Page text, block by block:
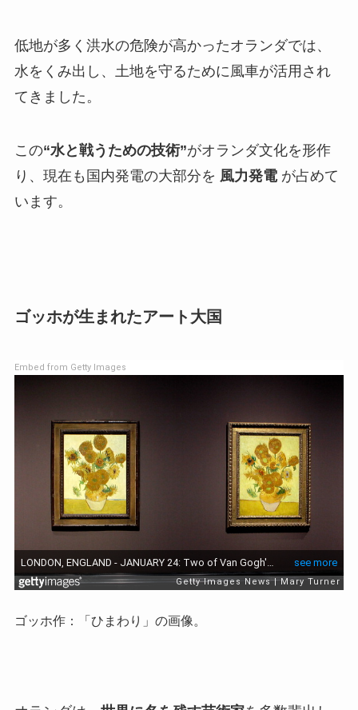
低地が多く洪水の危険が高かったオランダでは、
水をくみ出し、土地を守るために風車が活用され
てきました。
この“水と戦うための技術”がオランダ文化を形作
り、現在も国内発電の大部分を 風力発電が占めて
います。
ゴッホが生まれたアート大国
Embed from Getty Images
ゴッホ作：「ひまわり」の画像。